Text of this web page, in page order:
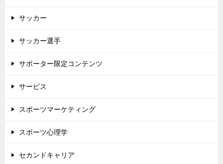
サッカー
サッカー選手
サポーター限定コンテンツ
サービス
スポーツマーケティング
スポーツ心理学
セカンドキャリア